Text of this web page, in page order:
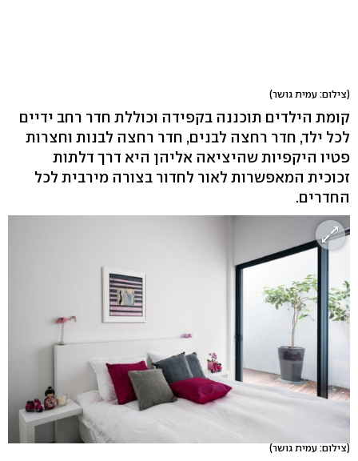
(צילום: עמית גושר)
קומת הילדים תוכננה בקפידה וכוללת חדר רחב ידיים
לכל ילד, חדר רחצה לבנים, חדר רחצה לבנות וחצרות
פטיו היקפיות שהיציאה אליהן היא דרך דלתות
זכוכית המאפשרות לאור לחדור בצורה מירבית לכל
החדרים.
(צילום: עמית גושר)